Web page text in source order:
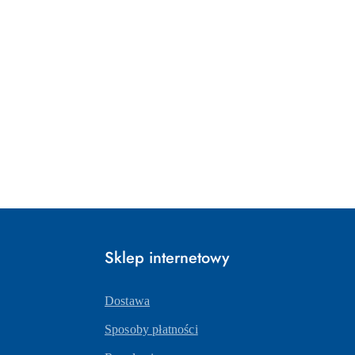
Sklep internetowy
Dostawa
Sposoby płatności